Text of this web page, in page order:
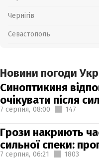
Чернігів
Севастополь
Новини погоди
Синоптикиня
очікувати після
7 серпня, 08:00 147
Грози накриють
сильної спеки:
7 серпня, 06:21 1803